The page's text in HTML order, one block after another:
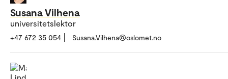
Susana Vilhena
universitetslektor
+47 672 35 054 Susana.Vilhena@oslomet.no